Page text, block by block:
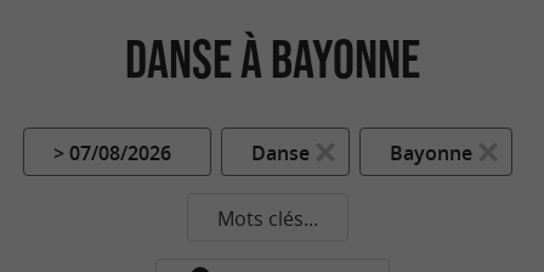
Danse à Bayonne
> 07/08/2026 Danse Bayonne
Mots clés...